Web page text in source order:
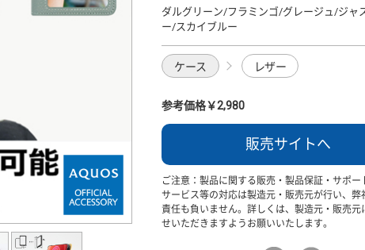
ダルグリーン/フラミンゴ/グレージュ/ジャ
ー/スカイブルー
ケース レザー
参考価格￥2,980
販売サイトへ
ご注意：製品に関する販売・製品保証・サポー
サービス等の対応は製造元・販売元が行い、弊
責任も負いません。詳しくは、製造元・販売元
せいただきますようお願いいたします。